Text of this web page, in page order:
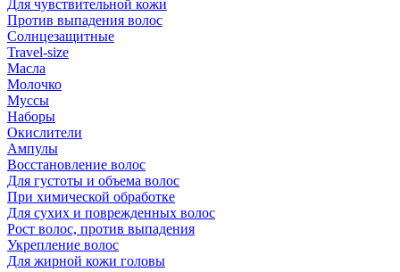
Для чувствительной кожи
Против выпадения волос
Солнцезащитные
Travel-size
Масла
Молочко
Муссы
Наборы
Окислители
Ампулы
Восстановление волос
Для густоты и объема волос
При химической обработке
Для сухих и поврежденных волос
Рост волос, против выпадения
Укрепление волос
Для жирной кожи головы